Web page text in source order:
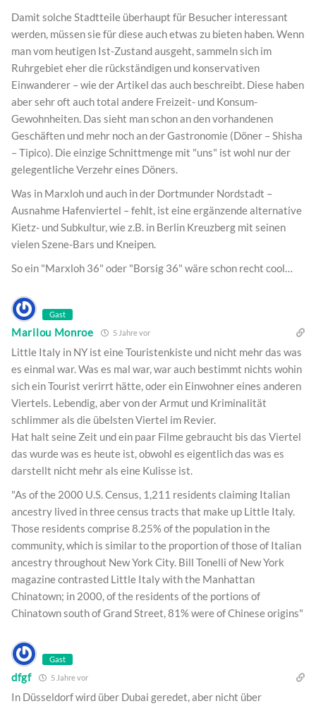
Damit solche Stadtteile überhaupt für Besucher interessant
werden, müssen sie für diese auch etwas zu bieten haben. Wenn
man vom heutigen Ist-Zustand ausgeht, sammeln sich im
Ruhrgebiet eher die rückständigen und konservativen
Einwanderer – wie der Artikel das auch beschreibt. Diese haben
aber sehr oft auch total andere Freizeit- und Konsum-
Gewohnheiten. Das sieht man schon an den vorhandenen
Geschäften und mehr noch an der Gastronomie (Döner – Shisha
– Tipico). Die einzige Schnittmenge mit "uns" ist wohl nur der
gelegentliche Verzehr eines Döners.
Was in Marxloh und auch in der Dortmunder Nordstadt –
Ausnahme Hafenviertel – fehlt, ist eine ergänzende alternative
Kietz- und Subkultur, wie z.B. in Berlin Kreuzberg mit seinen
vielen Szene-Bars und Kneipen.
So ein "Marxloh 36" oder "Borsig 36" wäre schon recht cool…
Gast
Marilou Monroe 5 Jahre vor
Little Italy in NY ist eine Touristenkiste und nicht mehr das was
es einmal war. Was es mal war, war auch bestimmt nichts wohin
sich ein Tourist verirrt hätte, oder ein Einwohner eines anderen
Viertels. Lebendig, aber von der Armut und Kriminalität
schlimmer als die übelsten Viertel im Revier.
Hat halt seine Zeit und ein paar Filme gebraucht bis das Viertel
das wurde was es heute ist, obwohl es eigentlich das was es
darstellt nicht mehr als eine Kulisse ist.
"As of the 2000 U.S. Census, 1,211 residents claiming Italian
ancestry lived in three census tracts that make up Little Italy.
Those residents comprise 8.25% of the population in the
community, which is similar to the proportion of those of Italian
ancestry throughout New York City. Bill Tonelli of New York
magazine contrasted Little Italy with the Manhattan
Chinatown; in 2000, of the residents of the portions of
Chinatown south of Grand Street, 81% were of Chinese origins"
Gast
dfgf 5 Jahre vor
In Düsseldorf wird über Dubai geredet, aber nicht über